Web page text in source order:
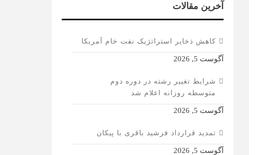
آخرین مقالات
کاهش ذخایر استراتژیک نفت خام آمریکا
آگوست 5, 2026
شرایط تغییر رشته در دوره دوم
متوسطه روزانه اعلام شد
آگوست 5, 2026
تمدید قرارداد فرشید باقری با پیکان
آگوست 5, 2026